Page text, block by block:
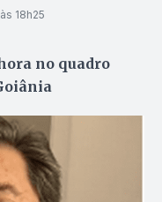
18h25
no quadro